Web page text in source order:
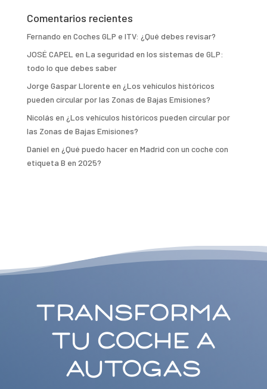
Comentarios recientes
Fernando en Coches GLP e ITV: ¿Qué debes revisar?
JOSÉ CAPEL en La seguridad en los sistemas de GLP:
todo lo que debes saber
Jorge Gaspar Llorente en ¿Los vehículos históricos
pueden circular por las Zonas de Bajas Emisiones?
Nicolás en ¿Los vehículos históricos pueden circular por
las Zonas de Bajas Emisiones?
Daniel en ¿Qué puedo hacer en Madrid con un coche con
etiqueta B en 2025?
Transforma
tu coche a
Autogas